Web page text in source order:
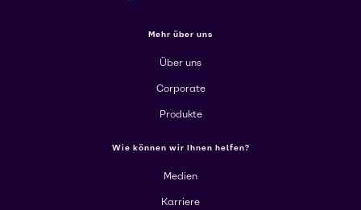
Mehr über uns
Über uns
Corporate
Produkte
Wie können wir Ihnen helfen?
Medien
Karriere